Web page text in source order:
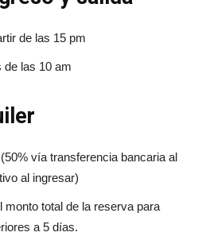
de las 15 pm
de las 10 am
(50% vía transferencia bancaria al
al ingresar)
monto total de la reserva para
a 5 días.